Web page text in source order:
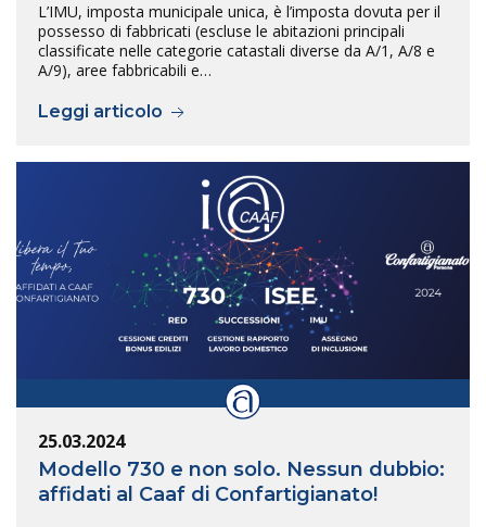
L’IMU, imposta municipale unica, è l’imposta dovuta per il
possesso di fabbricati (escluse le abitazioni principali
classificate nelle categorie catastali diverse da A/1, A/8 e
A/9), aree fabbricabili e…
Leggi articolo
25.03.2024
Modello 730 e non solo. Nessun dubbio:
affidati al Caaf di Confartigianato!